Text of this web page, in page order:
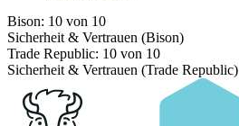
Bison: 10 von 10
Sicherheit & Vertrauen (Bison)
Trade Republic: 10 von 10
Sicherheit & Vertrauen (Trade Republic)